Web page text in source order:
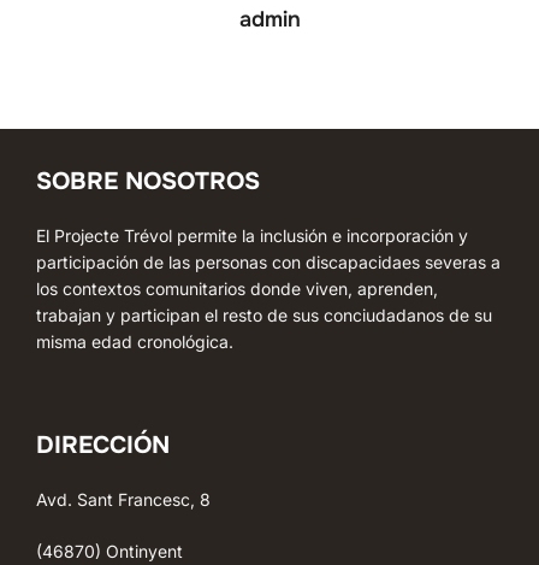
admin
SOBRE NOSOTROS
El Projecte Trévol permite la inclusión e incorporación y
participación de las personas con discapacidaes severas a
los contextos comunitarios donde viven, aprenden,
trabajan y participan el resto de sus conciudadanos de su
misma edad cronológica.
DIRECCIÓN
Avd. Sant Francesc, 8
(46870) Ontinyent